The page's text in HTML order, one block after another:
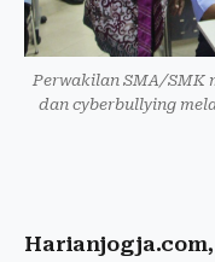
Perwakilan SMA/SMK
dan cyberbullying